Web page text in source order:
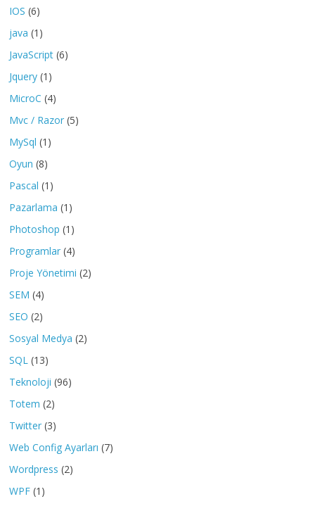
IOS (6)
java (1)
JavaScript (6)
Jquery (1)
MicroC (4)
Mvc / Razor (5)
MySql (1)
Oyun (8)
Pascal (1)
Pazarlama (1)
Photoshop (1)
Programlar (4)
Proje Yönetimi (2)
SEM (4)
SEO (2)
Sosyal Medya (2)
SQL (13)
Teknoloji (96)
Totem (2)
Twitter (3)
Web Config Ayarları (7)
Wordpress (2)
WPF (1)